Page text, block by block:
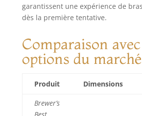
garantissent une expérience de
dès la première tentative.
Comparaison avec
options du marché
Produit Dimensions
Brewer’s